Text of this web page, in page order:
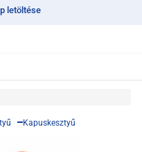
letöltése
Kapuskesztyű